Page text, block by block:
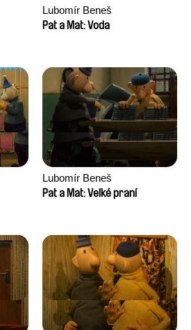
Lubomír Beneš
Pat a Mat: Voda
Lubomír Beneš
Pat a Mat: Velké praní